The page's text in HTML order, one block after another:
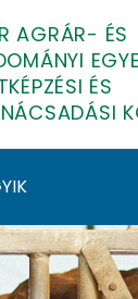
AGRÁR- ÉS
ÉS